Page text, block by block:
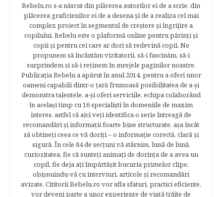
Bebelu.ro s-a născut din plăcerea autorilor ei de a scrie, din
plăcerea graficienilor ei de a desena şi de a realiza cel mai
complex proiect în segmentul de creştere şi îngrijire a
copilului. Bebelu este o plaformă online pentru părinţi şi
copii şi pentru cei care ar dori să redevină copii. Ne
propunem să încântăm vizitatorii, să-i fascinăm, să-i
surprindem şi să-i reţinem în mrejele paginilor noastre.​
Publicația Bebelu a apărut în anul 2014, pentru a oferi unor
oameni capabili dintr-o ţară frumoasă posibilitatea de a-şi
demonstra talentele, a-şi oferi serviciile, echipa colaborând
în acelaşi timp cu 16 specialişti în domeniile de maxim
interes, astfel că aici veţi identifica o serie întreagă de
recomandări şi informaţii foarte bine structurate, aşa încât
să obtineţi ceea ce vă doriţi – o informaţie corectă, clară şi
sigură. În cele 84 de secțuni vă stârnim, lună de lună,
curiozitatea, fie că sunteţi animaţi de dorinţa de a avea un
copil, fie deja aţi împărtăşit bucuria primelor clipe,
obişnuindu-vă cu interviuri, articole şi recomandări
avizate. Cititorii Bebelu.ro vor afla sfaturi, practici eficiente,
vor deveni parte a unor experienţe de viaţă trăite de